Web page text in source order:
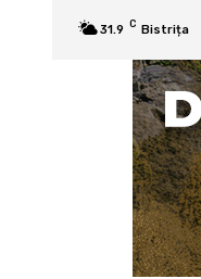
31.9 C Bistrița